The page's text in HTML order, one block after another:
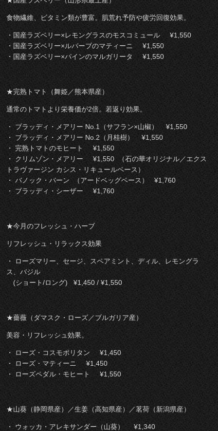
食物繊維、ビタミン類が豊富。肌荒れ予防や疲労回復効果。
・国産ラズベリー×レモングラスのモスコミュール ¥1,550
・国産ラズベリー×ルバーブのマティーニ ¥1,550
・国産ラズベリー×パインのマルガリータ ¥1,550
★完熟トマト（舞姫／熊本県産）
通常のトマトより栄養価が2倍。若返り効果。
・ ブラッディ・メアリー No.1（サフラン×山椒） ¥1,550
・ ブラッディ・メアリー No.2（月桂樹） ¥1,550
・ 完熟トマトのモヒート ¥1,550
・ クリムゾン・メアリー ¥1,550 （石の華オリジナル／エクス
トラヴァージン カシス・リキュールベース）
・ バノック・バーン （アードベッグベース） ¥1,760
・ ブラッディ・シーザー ¥1,760
★今月のフレッシュ・ハーブ
リフレッシュ・リラックス効果
・ ローズマリー、セージ、スペアミント、ディル、レモングラ
ス、バジル
(ショート/ロング) ¥1,450 / ¥1,550
★薔薇（ダマスク・ローズ／ブルガリア産）
美容・リフレッシュ効果。
・ ローズ・コスモポリタン ¥1,450
・ ローズ・マティーニ ¥1,450
・ ローズペダル・モヒート ¥1,550
★山葵（静岡県産）／生姜（高知県産）／茗荷（新潟県産）
・ ウォッカ・アレキサンダー（山葵） ¥1,340